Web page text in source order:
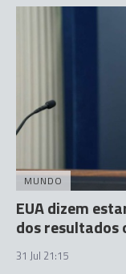
MUNDO
EUA dizem
dos resultados
31 Jul 21:15